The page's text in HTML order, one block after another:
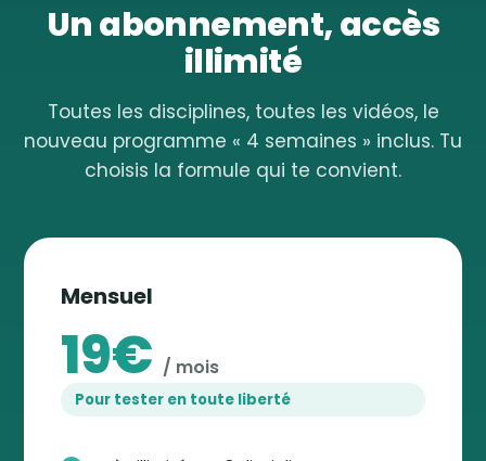
Un abonnement, accès
illimité
Toutes les disciplines, toutes les vidéos, le
nouveau programme « 4 semaines » inclus. Tu
choisis la formule qui te convient.
Mensuel
19€ / mois
Pour tester en toute liberté